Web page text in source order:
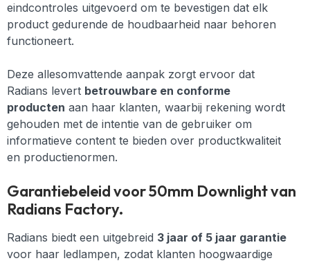
eindcontroles uitgevoerd om te bevestigen dat elk
product gedurende de houdbaarheid naar behoren
functioneert.
Deze allesomvattende aanpak zorgt ervoor dat
Radians levert betrouwbare en conforme
producten aan haar klanten, waarbij rekening wordt
gehouden met de intentie van de gebruiker om
informatieve content te bieden over productkwaliteit
en productienormen.
Garantiebeleid voor 50mm Downlight van
Radians Factory.
Radians biedt een uitgebreid 3 jaar of 5 jaar garantie
voor haar ledlampen, zodat klanten hoogwaardige